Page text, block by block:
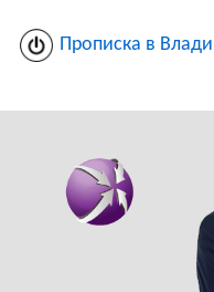
Прописка в